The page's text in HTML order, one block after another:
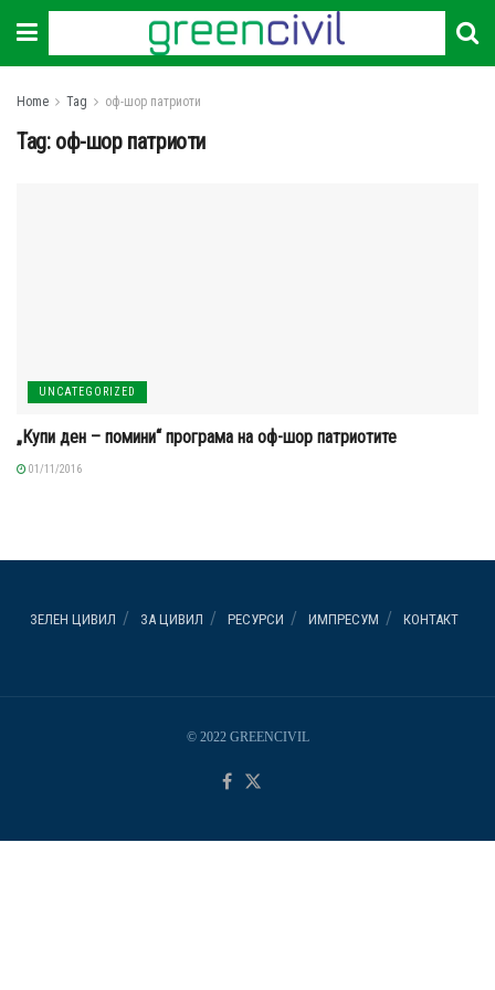
Home Tag оф-шор патриоти
Tag: оф-шор патриоти
UNCATEGORIZED
„Купи ден – помини“ програма на оф-шор патриотите
01/11/2016
ЗЕЛЕН ЦИВИЛ ЗА ЦИВИЛ РЕСУРСИ ИМПРЕСУМ КОНТАКТ
© 2022 GREENCIVIL